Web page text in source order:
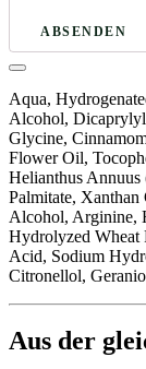
ABSENDEN
Aqua,
Alcohol, Dicaprylyl
Glycine,
Flower Oil,
Helianthus
Palmitate, Xanthan
Alcohol, Arginine,
Hydrolyzed Wheat
Acid, Sodium
Citronellol,
Aus der